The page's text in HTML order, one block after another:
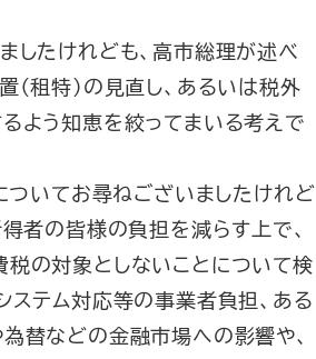
したけれども、高市総理が述べ
租特）の見直し、あるいは税外
よう知恵を絞ってまいる考えで
ついてお尋ねございましたけれど
者の皆様の負担を減らす上で、
の対象としないことについて検
ステム対応等の事業者負担、ある
替などの金融市場への影響や、